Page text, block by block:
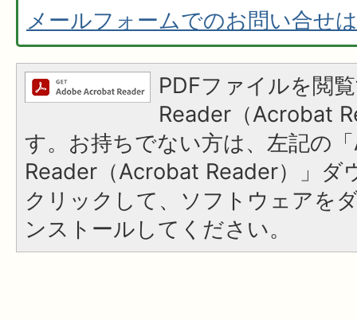
メールフォームでのお問い合せ
PDFファイルを閲
Reader（Acrobat
す。お持ちでない方は、左記の
Reader（Acrobat Reader）」ダ
クリックして、ソフトウェアを
ンストールしてください。